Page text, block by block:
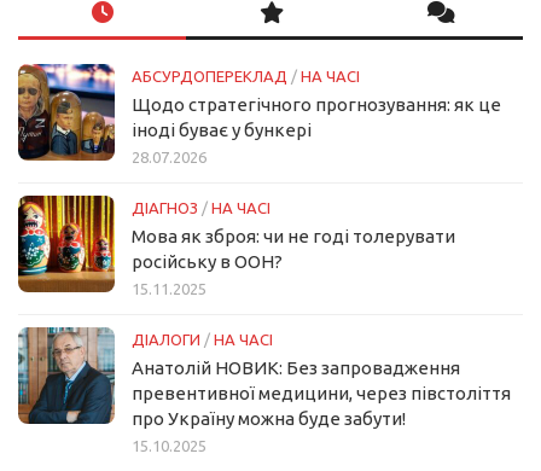
АБСУРДОПЕРЕКЛАД / НА ЧАСІ
Щодо стратегічного прогнозування: як це
іноді буває у бункері
28.07.2026
ДІАГНОЗ / НА ЧАСІ
Мова як зброя: чи не годі толерувати
російську в ООН?
15.11.2025
ДІАЛОГИ / НА ЧАСІ
Анатолій НОВИК: Без запровадження
превентивної медицини, через півстоліття
про Україну можна буде забути!
15.10.2025